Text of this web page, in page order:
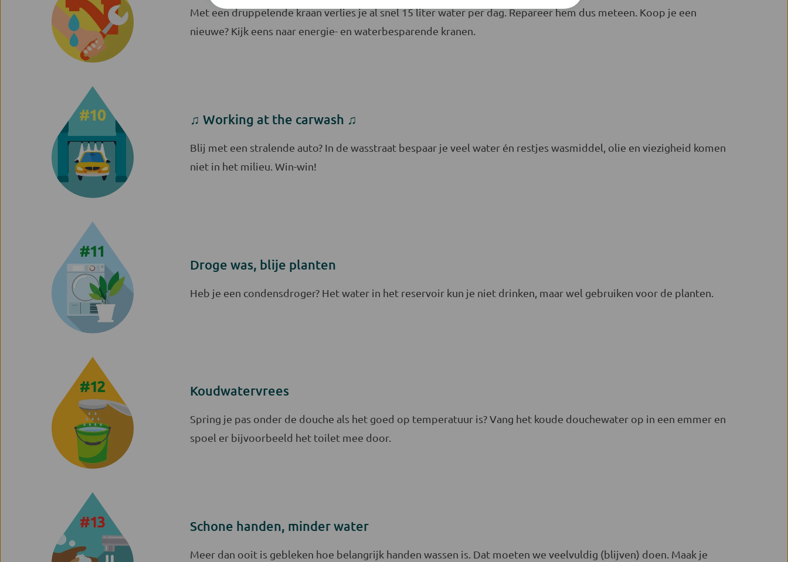
Met een druppelende kraan verlies je al snel 15 liter water per dag. Repareer hem dus meteen. Koop je een
nieuwe? Kijk eens naar energie- en waterbesparende kranen.
♫ Working at the carwash ♫
Blij met een stralende auto? In de wasstraat bespaar je veel water én restjes wasmiddel, olie en viezigheid komen
niet in het milieu. Win-win!
Droge was, blije planten
Heb je een condensdroger? Het water in het reservoir kun je niet drinken, maar wel gebruiken voor de planten.
Koudwatervrees
Spring je pas onder de douche als het goed op temperatuur is? Vang het koude douchewater op in een emmer en
spoel er bijvoorbeeld het toilet mee door.
Schone handen, minder water
Meer dan ooit is gebleken hoe belangrijk handen wassen is. Dat moeten we veelvuldig (blijven) doen. Maak je